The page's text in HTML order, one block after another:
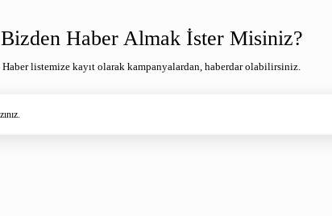
Bizden Haber Almak İster Misiniz?
Haber listemize kayıt olarak kampanyalardan, haberdar olabilirsiniz.